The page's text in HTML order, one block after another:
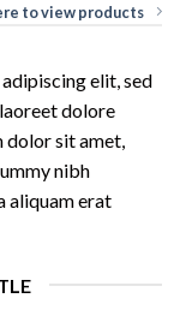
to view products
elit, sed
dolore
dolor sit amet,
nibh
aliquam erat